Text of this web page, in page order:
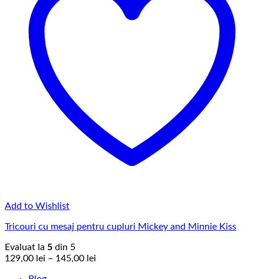
Add to Wishlist
Tricouri cu mesaj pentru cupluri Mickey and Minnie Kiss
Evaluat la 5 din 5
129,00 lei – 145,00 lei